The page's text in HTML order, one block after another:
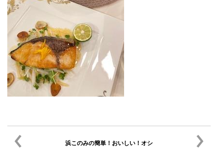
浜このみの簡単！おいしい！オシ